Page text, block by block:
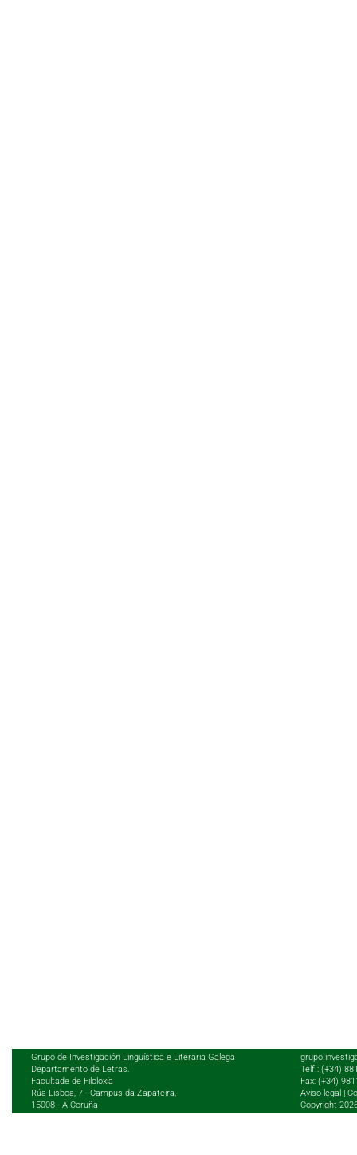
Grupo de Investigación Lingüística e Literaria Galega
Departamento de Letras.
Facultade de Filoloxía
Rúa Lisboa, 7 - Campus da Zapateira,
15008 - A Coruña
Telf.: (+34)
Fax: (+34)
Aviso legal
Copyright